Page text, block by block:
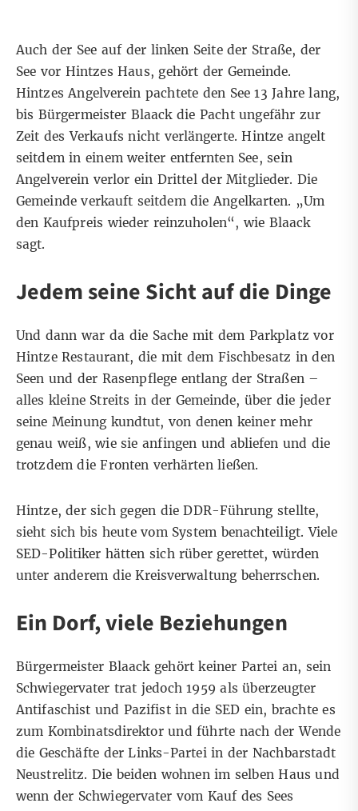
Auch der See auf der linken Seite der Straße, der
See vor Hintzes Haus, gehört der Gemeinde.
Hintzes Angelverein pachtete den See 13 Jahre lang,
bis Bürgermeister Blaack die Pacht ungefähr zur
Zeit des Verkaufs nicht verlängerte. Hintze angelt
seitdem in einem weiter entfernten See, sein
Angelverein verlor ein Drittel der Mitglieder. Die
Gemeinde verkauft seitdem die Angelkarten. „Um
den Kaufpreis wieder reinzuholen“, wie Blaack
sagt.
Jedem seine Sicht auf die Dinge
Und dann war da die Sache mit dem Parkplatz vor
Hintze Restaurant, die mit dem Fischbesatz in den
Seen und der Rasenpflege entlang der Straßen –
alles kleine Streits in der Gemeinde, über die jeder
seine Meinung kundtut, von denen keiner mehr
genau weiß, wie sie anfingen und abliefen und die
trotzdem die Fronten verhärten ließen.
Hintze, der sich gegen die DDR-Führung stellte,
sieht sich bis heute vom System benachteiligt. Viele
SED-Politiker hätten sich rüber gerettet, würden
unter anderem die Kreisverwaltung beherrschen.
Ein Dorf, viele Beziehungen
Bürgermeister Blaack gehört keiner Partei an, sein
Schwiegervater trat jedoch 1959 als überzeugter
Antifaschist und Pazifist in die SED ein, brachte es
zum Kombinatsdirektor und führte nach der Wende
die Geschäfte der Links-Partei in der Nachbarstadt
Neustrelitz. Die beiden wohnen im selben Haus und
wenn der Schwiegervater vom Kauf des Sees